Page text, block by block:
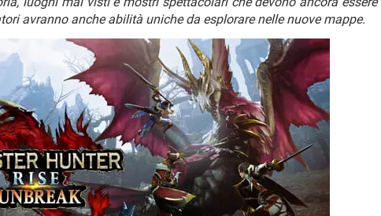
avranno anche abilità uniche da esplorare nelle nuove mappe.